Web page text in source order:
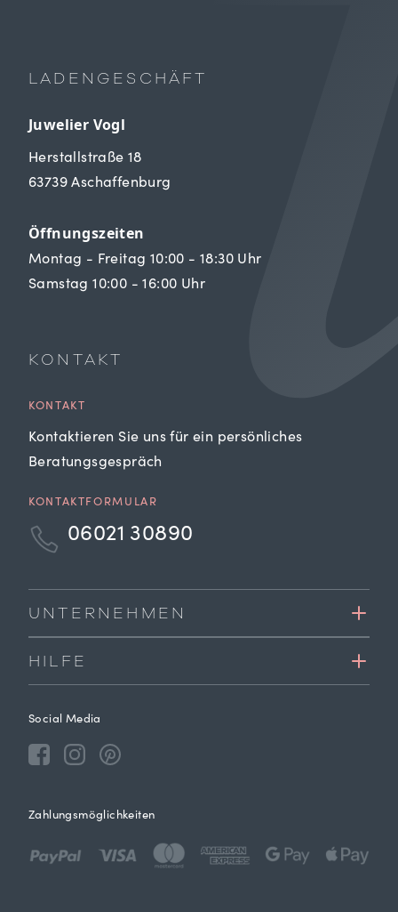
LADENGESCHÄFT
Juwelier Vogl
Herstallstraße 18
63739 Aschaffenburg
Öffnungszeiten
Montag - Freitag 10:00 - 18:30 Uhr
Samstag 10:00 - 16:00 Uhr
KONTAKT
KONTAKT
Kontaktieren Sie uns für ein persönliches
Beratungsgespräch
KONTAKTFORMULAR
06021 30890
UNTERNEHMEN
HILFE
Social Media
Zahlungsmöglichkeiten